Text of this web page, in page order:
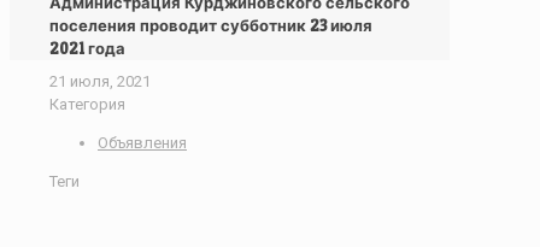
поселения проводит субботник 23 июля
2021 года
21 июля, 2021
Категория
Объявления
Теги